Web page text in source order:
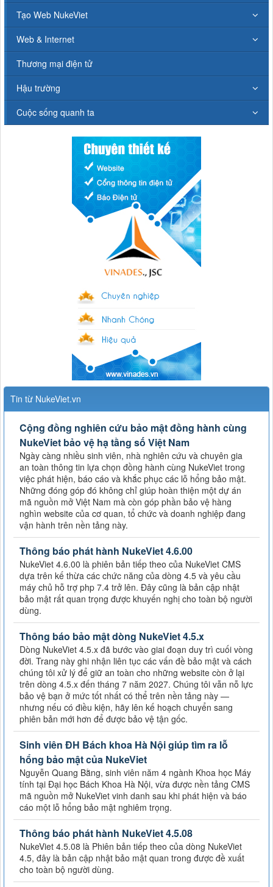
Tạo Web NukeViet
Web & Internet
Thương mại điện tử
Hậu trường
Cuộc sống quanh ta
Tin từ NukeViet.vn
Cộng đồng nghiên cứu bảo mật đồng hành cùng
NukeViet bảo vệ hạ tầng số Việt Nam
Ngày càng nhiều sinh viên, nhà nghiên cứu và chuyên gia
an toàn thông tin lựa chọn đồng hành cùng NukeViet trong
việc phát hiện, báo cáo và khắc phục các lỗ hổng bảo mật.
Những đóng góp đó không chỉ giúp hoàn thiện một dự án
mã nguồn mở Việt Nam mà còn góp phần bảo vệ hàng
nghìn website của cơ quan, tổ chức và doanh nghiệp đang
vận hành trên nền tảng này.
Thông báo phát hành NukeViet 4.6.00
NukeViet 4.6.00 là phiên bản tiếp theo của NukeViet CMS
dựa trên kế thừa các chức năng của dòng 4.5 và yêu cầu
máy chủ hỗ trợ php 7.4 trở lên. Đây cũng là bản cập nhật
bảo mật rất quan trọng được khuyến nghị cho toàn bộ người
dùng.
Thông báo bảo mật dòng NukeViet 4.5.x
Dòng NukeViet 4.5.x đã bước vào giai đoạn duy trì cuối vòng
đời. Trang này ghi nhận liên tục các vấn đề bảo mật và cách
chúng tôi xử lý để giữ an toàn cho những website còn ở lại
trên dòng 4.5.x đến tháng 7 năm 2027. Chúng tôi vẫn nỗ lực
bảo vệ bạn ở mức tốt nhất có thể trên nền tảng này —
nhưng nếu có điều kiện, hãy lên kế hoạch chuyển sang
phiên bản mới hơn để được bảo vệ tận gốc.
Sinh viên ĐH Bách khoa Hà Nội giúp tìm ra lỗ
hổng bảo mật của NukeViet
Nguyễn Quang Bằng, sinh viên năm 4 ngành Khoa học Máy
tính tại Đại học Bách Khoa Hà Nội, vừa được nền tảng CMS
mã nguồn mở NukeViet vinh danh sau khi phát hiện và báo
cáo một lỗ hổng bảo mật nghiêm trọng.
Thông báo phát hành NukeViet 4.5.08
NukeViet 4.5.08 là Phiên bản tiếp theo của dòng NukeViet
4.5, đây là bản cập nhật bảo mật quan trong được đề xuất
cho toàn bộ người dùng.